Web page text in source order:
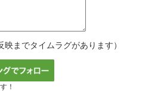
映までタイムラグがあります）
！